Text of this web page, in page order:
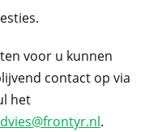
voor u kunnen
contact op via
het
.